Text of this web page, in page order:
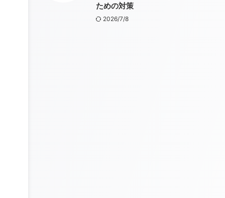
ための対策
2026/7/8